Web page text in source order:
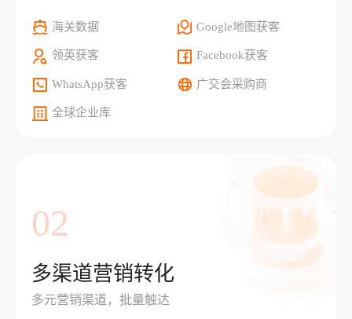
海关数据 Google地图获客
领英获客 Facebook获客
WhatsApp获客 广交会采购商
全球企业库
02
多渠道营销转化
多元营销渠道，批量触达